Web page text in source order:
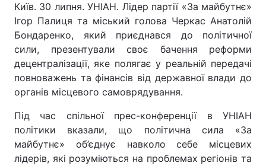
Київ. 30 липня. УНІАН. Лідер партії «За майбутнє»
Ігор Палиця та міський голова Черкас Анатолій
Бондаренко, який приєднався до політичної
сили, презентували своє бачення реформи
децентралізації, яке полягає у реальній передачі
повноважень та фінансів від державної влади до
органів місцевого самоврядування.
Під час спільної прес-конференції в УНІАН
політики вказали, що політична сила «За
майбутнє» об’єднує навколо себе місцевих
лідерів, які розуміються на проблемах регіонів та